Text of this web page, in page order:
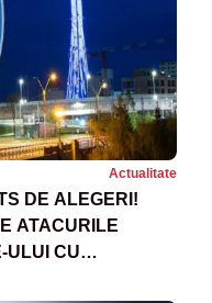
Actualitate
DE ALEGERI!
ATACURILE
ULUI CU